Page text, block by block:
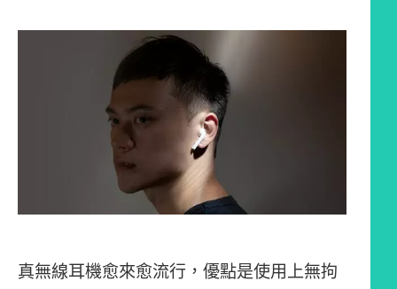
真無線耳機愈來愈流行，優點是使用上無拘